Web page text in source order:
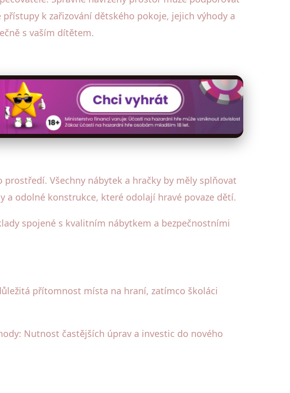
k zařizování dětského pokoje, jejich výhody a
s vaším dítětem.
Všechny nábytek a hračky by měly splňovat
a odolné konstrukce, které odolají hravé povaze dětí.
spojené s kvalitním nábytkem a bezpečnostními
přítomnost místa na hraní, zatímco školáci
Nutnost častějších úprav a investic do nového